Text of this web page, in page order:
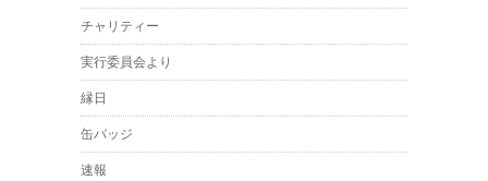
チャリティー
実行委員会より
縁日
缶バッジ
速報